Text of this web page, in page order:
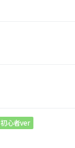
初心者ver